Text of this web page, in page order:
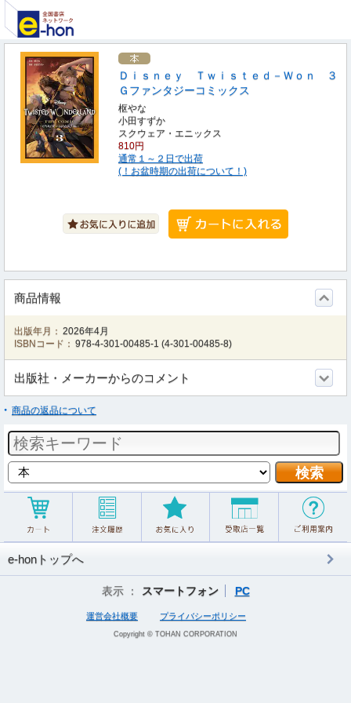
Ｄｉｓｎｅｙ Ｔｗｉｓｔｅｄ－Ｗｏｎ ３
Ｇファンタジーコミックス
枢やな
小田すずか
スクウェア・エニックス
810円
通常１～２日で出荷
(！お盆時期の出荷について！)
商品情報
出版年月： 2026年4月
ISBNコード： 978-4-301-00485-1 (4-301-00485-8)
出版社・メーカーからのコメント
商品の返品について
e-honトップへ
表示 ： スマートフォン PC
運営会社概要 プライバシーポリシー
Copyright © TOHAN CORPORATION